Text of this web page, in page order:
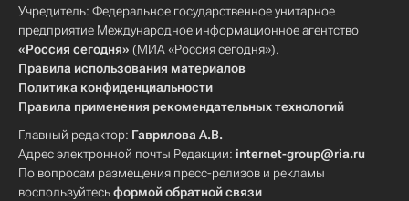
Учредитель: Федеральное государственное унитарное
предприятие Международное информационное агентство
«Россия сегодня» (МИА «Россия сегодня»).
Правила использования материалов
Политика конфиденциальности
Правила применения рекомендательных технологий
Главный редактор: Гаврилова А.В.
Адрес электронной почты Редакции: internet-group@ria.ru
По вопросам размещения пресс-релизов и рекламы
воспользуйтесьформой обратной связи